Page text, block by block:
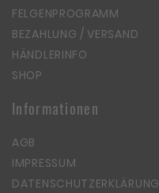
FELGENPROGRAMM
BEZAHLUNG / VERSAND
HÄNDLERINFO
SHOP
Informationen
AGB
IMPRESSUM
DATENSCHUTZERKLÄRUNG